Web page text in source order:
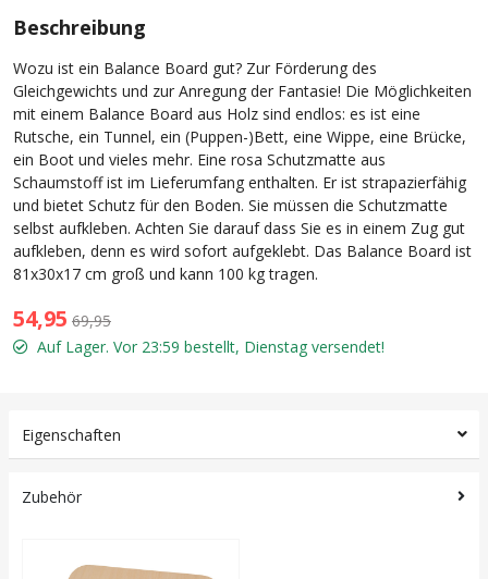
Beschreibung
Wozu ist ein Balance Board gut? Zur Förderung des
Gleichgewichts und zur Anregung der Fantasie! Die Möglichkeiten
mit einem Balance Board aus Holz sind endlos: es ist eine
Rutsche, ein Tunnel, ein (Puppen-)Bett, eine Wippe, eine Brücke,
ein Boot und vieles mehr. Eine rosa Schutzmatte aus
Schaumstoff ist im Lieferumfang enthalten. Er ist strapazierfähig
und bietet Schutz für den Boden. Sie müssen die Schutzmatte
selbst aufkleben. Achten Sie darauf dass Sie es in einem Zug gut
aufkleben, denn es wird sofort aufgeklebt. Das Balance Board ist
81x30x17 cm groß und kann 100 kg tragen.
54,95 69,95
Auf Lager. Vor 23:59 bestellt, Dienstag versendet!
Eigenschaften
Zubehör